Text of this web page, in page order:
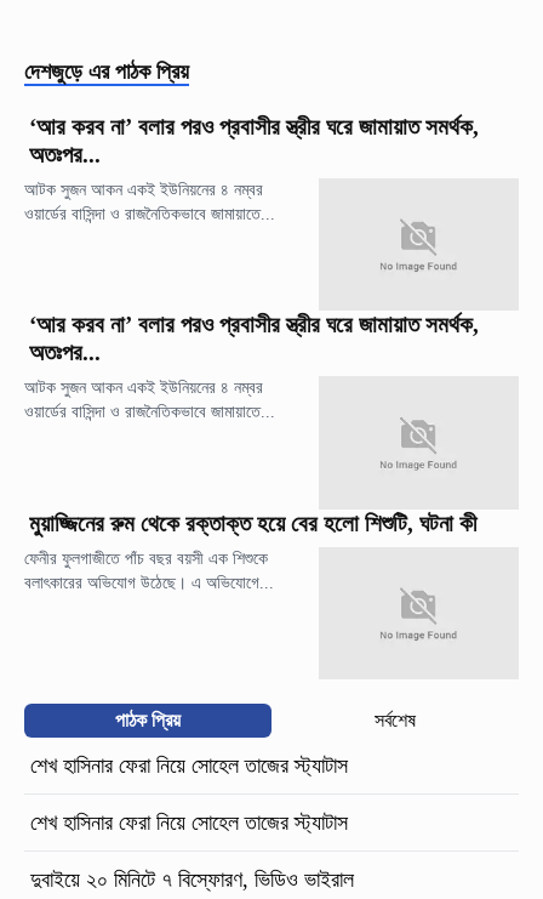
দেশজুড়ে এর পাঠক প্রিয়
‘আর করব না’ বলার পরও প্রবাসীর স্ত্রীর ঘরে জামায়াত সমর্থক,
অতঃপর...
আটক সুজন আকন একই ইউনিয়নের ৪ নম্বর
ওয়ার্ডের বাসিন্দা ও রাজনৈতিকভাবে জামায়াতে...
‘আর করব না’ বলার পরও প্রবাসীর স্ত্রীর ঘরে জামায়াত সমর্থক,
অতঃপর...
আটক সুজন আকন একই ইউনিয়নের ৪ নম্বর
ওয়ার্ডের বাসিন্দা ও রাজনৈতিকভাবে জামায়াতে...
মুয়াজ্জিনের রুম থেকে রক্তাক্ত হয়ে বের হলো শিশুটি, ঘটনা কী
ফেনীর ফুলগাজীতে পাঁচ বছর বয়সী এক শিশুকে
বলাৎকারের অভিযোগ উঠেছে। এ অভিযোগে...
পাঠক প্রিয় সর্বশেষ
শেখ হাসিনার ফেরা নিয়ে সোহেল তাজের স্ট্যাটাস
শেখ হাসিনার ফেরা নিয়ে সোহেল তাজের স্ট্যাটাস
দুবাইয়ে ২০ মিনিটে ৭ বিস্ফোরণ, ভিডিও ভাইরাল